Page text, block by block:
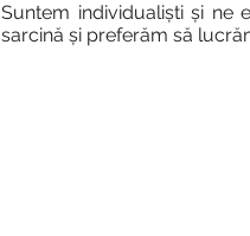
Suntem individualiști și ne
sarcină și preferăm să